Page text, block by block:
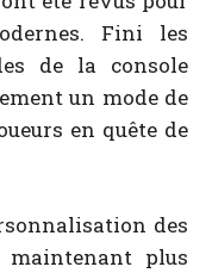
Fini les
de la console
un mode de
en quête de
des
maintenant plus